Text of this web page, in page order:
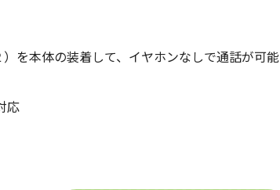
を本体の装着して、イヤホンなしで通話が可能
応